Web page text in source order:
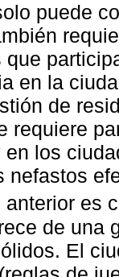
puede
en la
de
requiere
los
nefastos
anterior es
de una
El